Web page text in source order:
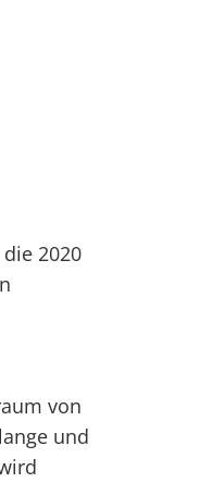
2020
von
und